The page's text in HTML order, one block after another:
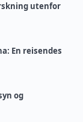
utenfor
En reisendes
og